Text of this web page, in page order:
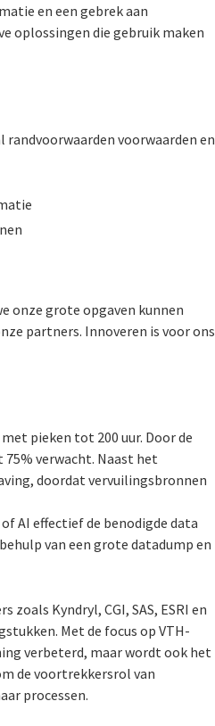
en een gebrek aan
oplossingen die gebruik maken
voorwaarden en
onze grote opgaven kunnen
partners. Innoveren is voor ons
pieken tot 200 uur. Door de
verwacht. Naast het
doordat vervuilingsbronnen
AI effectief de benodigde data
van een grote datadump en
Kyndryl, CGI, SAS, ESRI en
Met de focus op VTH-
verbeterd, maar wordt ook het
de voortrekkersrol van
processen.